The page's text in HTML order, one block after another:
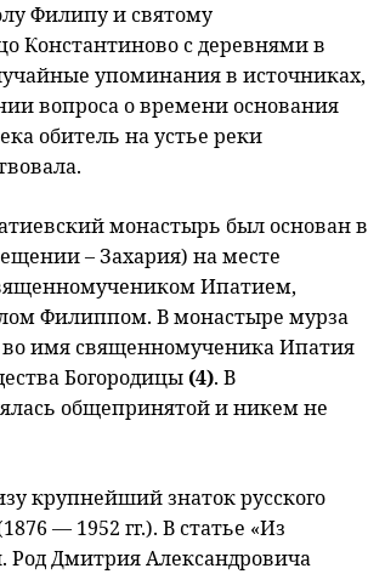
Филипу и святому
Константиново с деревнями в
упоминания в источниках,
вопроса о времени основания
обитель на устье реки
монастырь был основан в
– Захария) на месте
Ипатием,
Филиппом. В монастыре мурза
имя священномученика Ипатия
Богородицы (4). В
общепринятой и никем не
крупнейший знаток русского
— 1952 гг.). В статье «Из
Род Дмитрия Александровича